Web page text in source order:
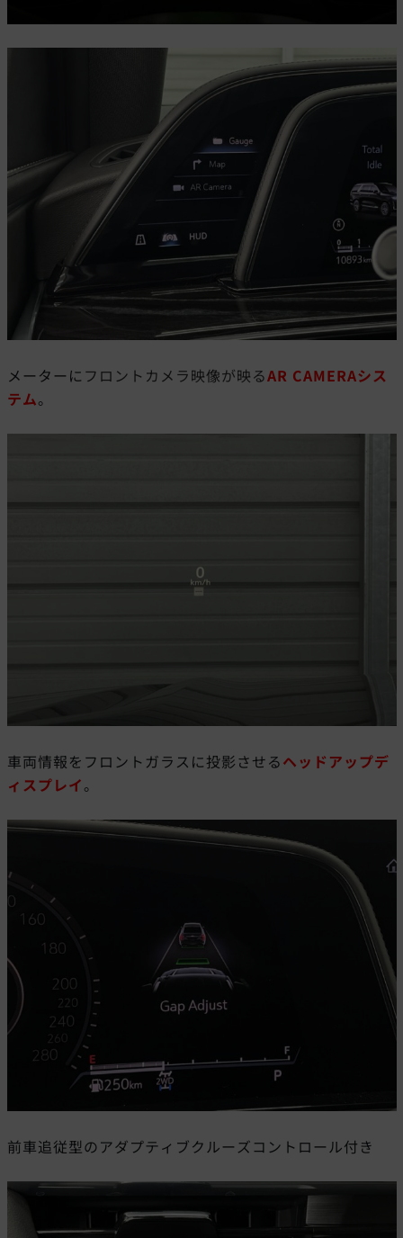
メーターに フロントカメラ映像が映るAR CAMERAシス
テム。
車両情報をフロントガラスに投影させるヘッドアップデ
ィスプレイ。
前車追従型のアダプティブクルーズコントロール付き